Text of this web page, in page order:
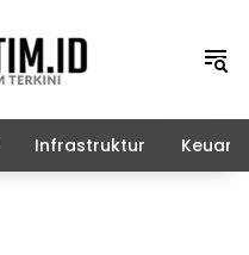
Infrastruktur